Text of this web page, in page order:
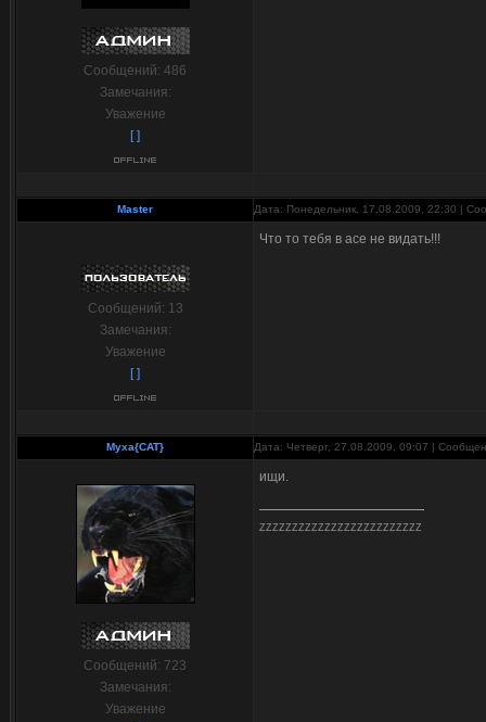
Сообщений: 486
Замечания:
Уважение
[ ]
Master Дата: Понедельник, 17.08.2009, 22:30 |
Сообщений: 13
Замечания:
Уважение
[ ]
Что то тебя в асе не видать!!!
Myxa{CAT} Дата: Четверг, 27.08.2009, 09:07 |
Сообщений: 723
Замечания:
Уважение
ищи.
ZZZZZZZZZZZZZZZZZZZZZZZZZ